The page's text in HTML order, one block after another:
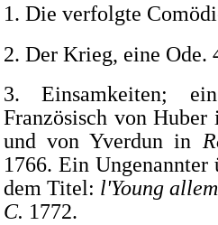
1. Die verfolgte
2. Der Krieg, eine Ode.
3. Einsamkeiten;
Französisch von
und von Yverdun in
1766. Ein Ungenannter
dem Titel: l'Young
C. 1772.